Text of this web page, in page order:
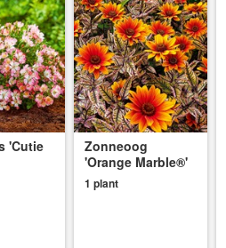
'Cutie
Zonneoog
'Orange Marble®'
1 plant